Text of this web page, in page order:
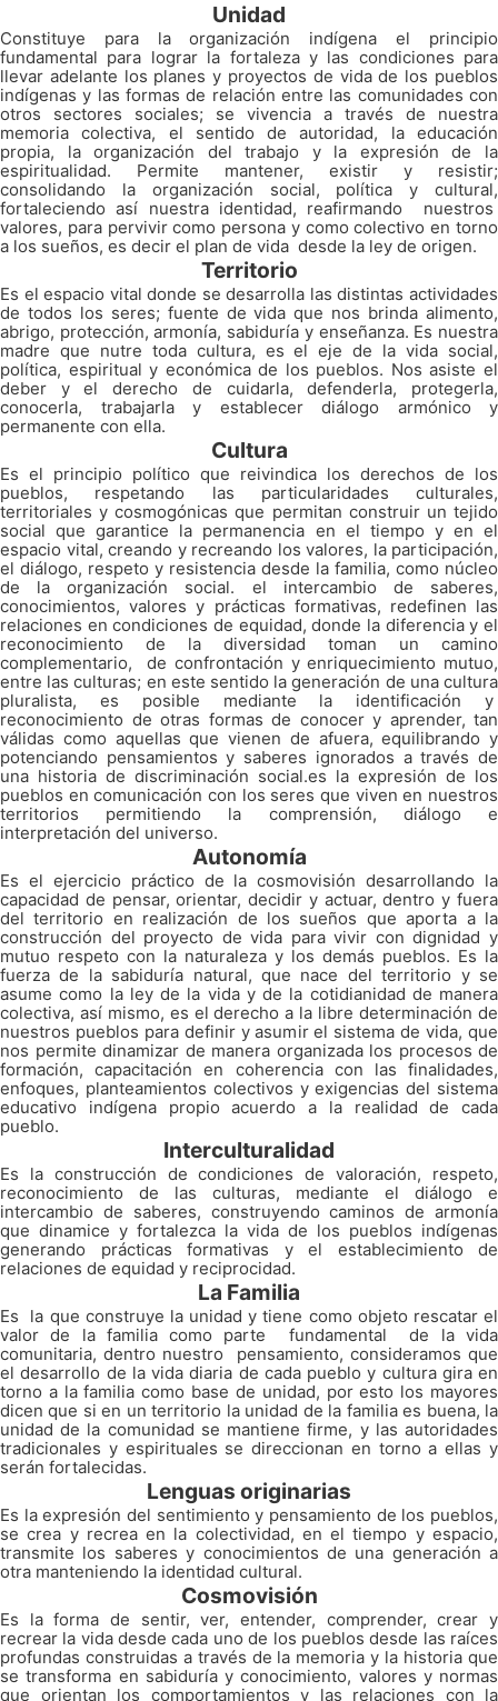
Unidad
Constituye para la organización indígena el principio
fundamental para lograr la fortaleza y las condiciones para
llevar adelante los planes y proyectos de vida de los pueblos
indígenas y las formas de relación entre las comunidades con
otros sectores sociales; se vivencia a través de nuestra
memoria colectiva, el sentido de autoridad, la educación
propia, la organización del trabajo y la expresión de la
espiritualidad. Permite mantener, existir y resistir;
consolidando la organización social, política y cultural,
fortaleciendo así nuestra identidad, reafirmando nuestros
valores, para pervivir como persona y como colectivo en torno
a los sueños, es decir el plan de vida desde la ley de origen.
Territorio
Es el espacio vital donde se desarrolla las distintas actividades
de todos los seres; fuente de vida que nos brinda alimento,
abrigo, protección, armonía, sabiduría y enseñanza. Es nuestra
madre que nutre toda cultura, es el eje de la vida social,
política, espiritual y económica de los pueblos. Nos asiste el
deber y el derecho de cuidarla, defenderla, protegerla,
conocerla, trabajarla y establecer diálogo armónico y
permanente con ella.
Cultura
Es el principio político que reivindica los derechos de los
pueblos, respetando las particularidades culturales,
territoriales y cosmogónicas que permitan construir un tejido
social que garantice la permanencia en el tiempo y en el
espacio vital, creando y recreando los valores, la participación,
el diálogo, respeto y resistencia desde la familia, como núcleo
de la organización social. el intercambio de saberes,
conocimientos, valores y prácticas formativas, redefinen las
relaciones en condiciones de equidad, donde la diferencia y el
reconocimiento de la diversidad toman un camino
complementario, de confrontación y enriquecimiento mutuo,
entre las culturas; en este sentido la generación de una cultura
pluralista, es posible mediante la identificación y
reconocimiento de otras formas de conocer y aprender, tan
válidas como aquellas que vienen de afuera, equilibrando y
potenciando pensamientos y saberes ignorados a través de
una historia de discriminación social.es la expresión de los
pueblos en comunicación con los seres que viven en nuestros
territorios permitiendo la comprensión, diálogo e
interpretación del universo.
Autonomía
Es el ejercicio práctico de la cosmovisión desarrollando la
capacidad de pensar, orientar, decidir y actuar, dentro y fuera
del territorio en realización de los sueños que aporta a la
construcción del proyecto de vida para vivir con dignidad y
mutuo respeto con la naturaleza y los demás pueblos. Es la
fuerza de la sabiduría natural, que nace del territorio y se
asume como la ley de la vida y de la cotidianidad de manera
colectiva, así mismo, es el derecho a la libre determinación de
nuestros pueblos para definir y asumir el sistema de vida, que
nos permite dinamizar de manera organizada los procesos de
formación, capacitación en coherencia con las finalidades,
enfoques, planteamientos colectivos y exigencias del sistema
educativo indígena propio acuerdo a la realidad de cada
pueblo.
Interculturalidad
Es la construcción de condiciones de valoración, respeto,
reconocimiento de las culturas, mediante el diálogo e
intercambio de saberes, construyendo caminos de armonía
que dinamice y fortalezca la vida de los pueblos indígenas
generando prácticas formativas y el establecimiento de
relaciones de equidad y reciprocidad.
La Familia
Es la que construye la unidad y tiene como objeto rescatar el
valor de la familia como parte fundamental de la vida
comunitaria, dentro nuestro pensamiento, consideramos que
el desarrollo de la vida diaria de cada pueblo y cultura gira en
torno a la familia como base de unidad, por esto los mayores
dicen que si en un territorio la unidad de la familia es buena, la
unidad de la comunidad se mantiene firme, y las autoridades
tradicionales y espirituales se direccionan en torno a ellas y
serán fortalecidas.
Lenguas originarias
Es la expresión del sentimiento y pensamiento de los pueblos,
se crea y recrea en la colectividad, en el tiempo y espacio,
transmite los saberes y conocimientos de una generación a
otra manteniendo la identidad cultural.
Cosmovisión
Es la forma de sentir, ver, entender, comprender, crear y
recrear la vida desde cada uno de los pueblos desde las raíces
profundas construidas a través de la memoria y la historia que
se transforma en sabiduría y conocimiento, valores y normas
que orientan los comportamientos y las relaciones con la